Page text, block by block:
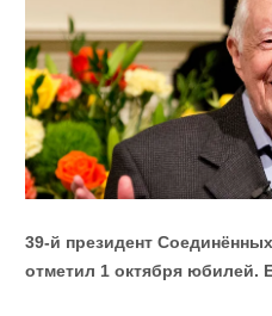
39-й президент
отметил 1 октября юбилей.